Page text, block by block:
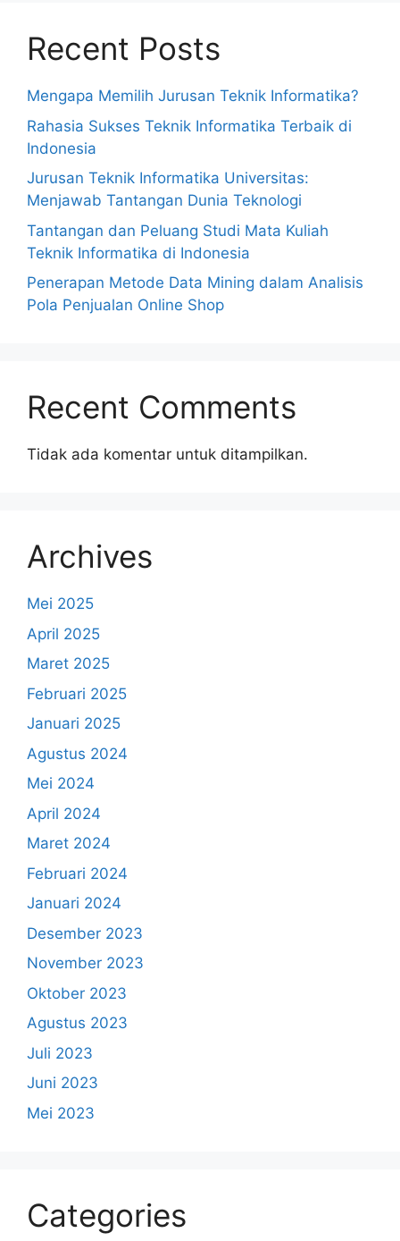
Recent Posts
Mengapa Memilih Jurusan Teknik Informatika?
Rahasia Sukses Teknik Informatika Terbaik di
Indonesia
Jurusan Teknik Informatika Universitas:
Menjawab Tantangan Dunia Teknologi
Tantangan dan Peluang Studi Mata Kuliah
Teknik Informatika di Indonesia
Penerapan Metode Data Mining dalam Analisis
Pola Penjualan Online Shop
Recent Comments
Tidak ada komentar untuk ditampilkan.
Archives
Mei 2025
April 2025
Maret 2025
Februari 2025
Januari 2025
Agustus 2024
Mei 2024
April 2024
Maret 2024
Februari 2024
Januari 2024
Desember 2023
November 2023
Oktober 2023
Agustus 2023
Juli 2023
Juni 2023
Mei 2023
Categories